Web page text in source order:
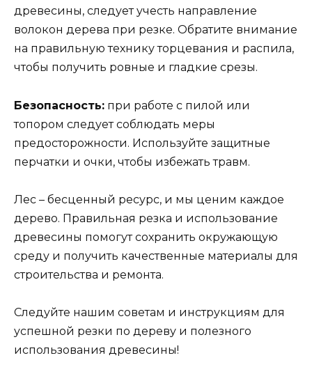
древесины, следует учесть направление
волокон дерева при резке. Обратите внимание
на правильную технику торцевания и распила,
чтобы получить ровные и гладкие срезы.
Безопасность: при работе с пилой или
топором следует соблюдать меры
предосторожности. Используйте защитные
перчатки и очки, чтобы избежать травм.
Лес – бесценный ресурс, и мы ценим каждое
дерево. Правильная резка и использование
древесины помогут сохранить окружающую
среду и получить качественные материалы для
строительства и ремонта.
Следуйте нашим советам и инструкциям для
успешной резки по дереву и полезного
использования древесины!